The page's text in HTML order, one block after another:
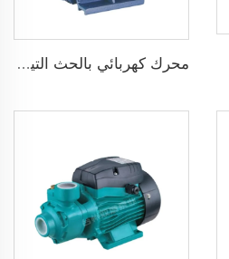
محرك كهربائي بالحث التيار المتردد ثلاثي الطور 1500 دورة في الدقيقة إدخال 2.2KW 3HP خرج جينيراتور ثلاثي الطور للبديل